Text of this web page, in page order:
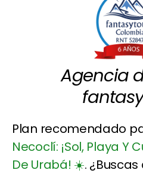
Agencia
Plan recomendado
Necoclí: ¡Sol, Playa Y
De Urabá! ☀️.